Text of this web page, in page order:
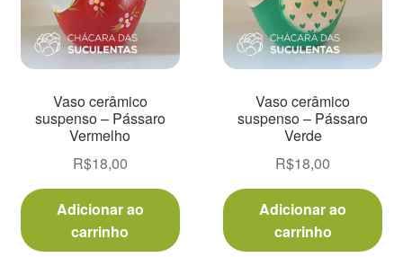
página
Vaso cerâmico
suspenso – Pássaro
Vermelho
R$18,00
Adicionar ao
carrinho
Vaso cerâmico
suspenso – Pássaro
Verde
R$18,00
Adicionar ao
carrinho